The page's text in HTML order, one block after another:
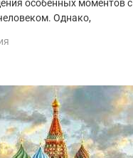
особенных моментов с
Однако,